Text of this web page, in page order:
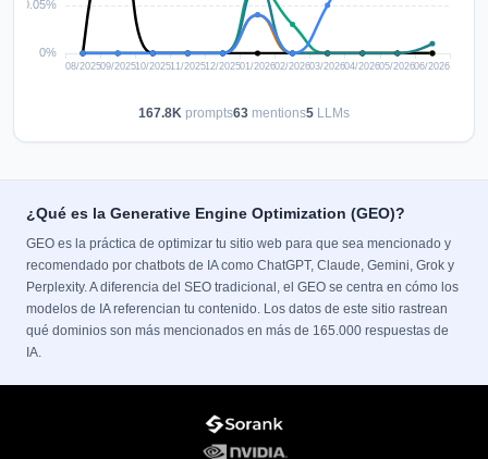
167.8K prompts63 mentions5 LLMs
¿Qué es la Generative Engine Optimization (GEO)?
GEO es la práctica de optimizar tu sitio web para que sea mencionado y
recomendado por chatbots de IA como ChatGPT, Claude, Gemini, Grok y
Perplexity. A diferencia del SEO tradicional, el GEO se centra en cómo los
modelos de IA referencian tu contenido. Los datos de este sitio rastrean
qué dominios son más mencionados en más de 165.000 respuestas de
IA.